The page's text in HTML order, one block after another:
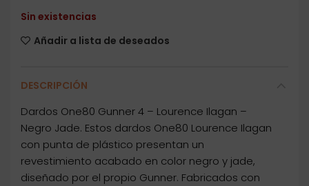
Sin existencias
Añadir a lista de deseados
DESCRIPCIÓN
Dardos One80 Gunner 4 – Lourence Ilagan –
Negro Jade. Estos dardos One80 Lourence Ilagan
con punta de plástico presentan un
revestimiento acabado en color negro y jade,
diseñado por el propio Gunner. Fabricados con